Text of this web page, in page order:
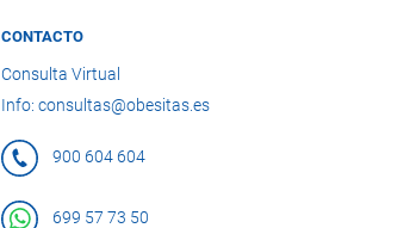
CONTACTO
Consulta Virtual
Info: consultas@obesitas.es
900 604 604
699 57 73 50